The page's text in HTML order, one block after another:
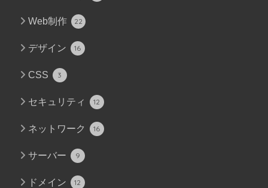
Web制作 22
デザイン 16
CSS 3
セキュリティ 12
ネットワーク 16
サーバー 9
ドメイン 12